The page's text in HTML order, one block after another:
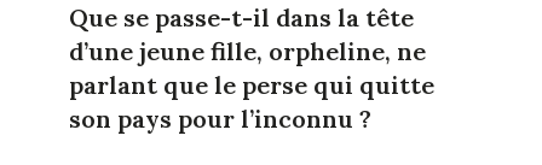
Que se passe-t-il dans la tête
d’une jeune fille, orpheline, ne
parlant que le perse qui quitte
son pays pour l’inconnu ?